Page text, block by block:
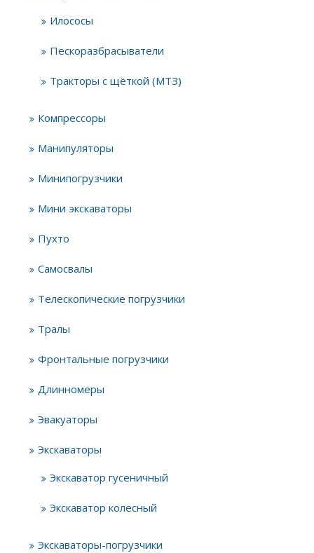
Илососы
Пескоразбрасыватели
Тракторы с щёткой (МТЗ)
Компрессоры
Манипуляторы
Минипогрузчики
Мини экскаваторы
Пухто
Самосвалы
Телескопические погрузчики
Тралы
Фронтальные погрузчики
Длинномеры
Эвакуаторы
Экскаваторы
Экскаватор гусеничный
Экскаватор колесный
Экскаваторы-погрузчики